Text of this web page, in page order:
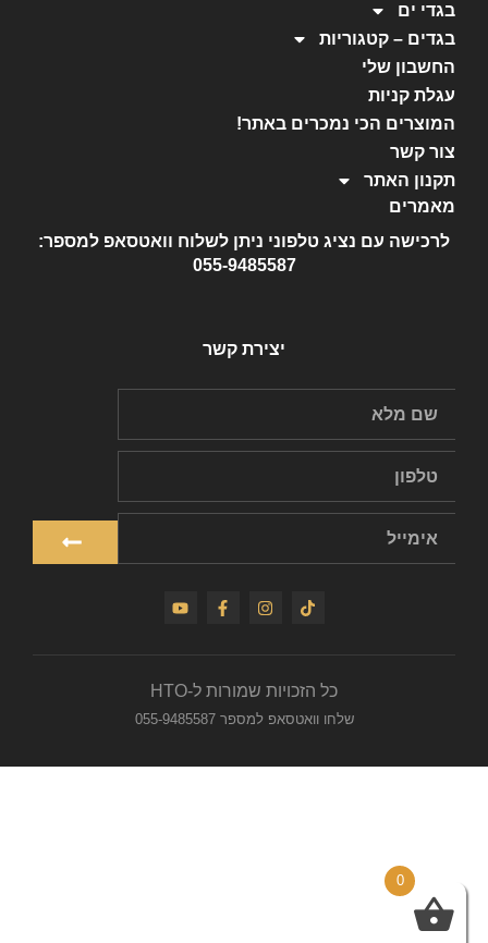
בגדי ים
בגדים – קטגוריות
החשבון שלי
עגלת קניות
המוצרים הכי נמכרים באתר!
צור קשר
תקנון האתר
מאמרים
לרכישה עם נציג טלפוני ניתן לשלוח וואטסאפ למספר:
055-9485587
יצירת קשר
כל הזכויות שמורות ל-HTO
שלחו וואטסאפ למספר 055-9485587
0